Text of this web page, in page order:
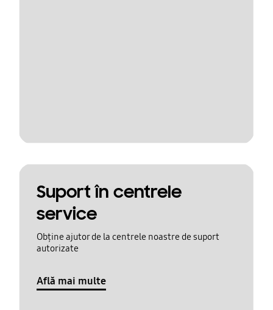
Suport în centrele
service
Obține ajutor de la centrele noastre de suport
autorizate
Află mai multe